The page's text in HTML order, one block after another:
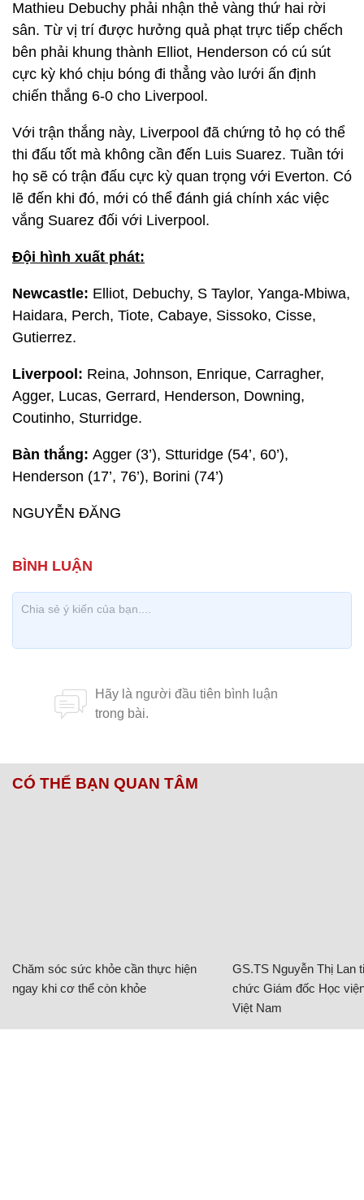
Mathieu Debuchy phải nhận thẻ vàng thứ hai rời
sân. Từ vị trí được hưởng quả phạt trực tiếp chếch
bên phải khung thành Elliot, Henderson có cú sút
cực kỳ khó chịu bóng đi thẳng vào lưới ấn định
chiến thắng 6-0 cho Liverpool.
Với trận thắng này, Liverpool đã chứng tỏ họ có thể
thi đấu tốt mà không cần đến Luis Suarez. Tuần tới
họ sẽ có trận đấu cực kỳ quan trọng với Everton. Có
lẽ đến khi đó, mới có thể đánh giá chính xác việc
vắng Suarez đối với Liverpool.
Đội hình xuất phát:
Newcastle: Elliot, Debuchy, S Taylor, Yanga-Mbiwa,
Haidara, Perch, Tiote, Cabaye, Sissoko, Cisse,
Gutierrez.
Liverpool: Reina, Johnson, Enrique, Carragher,
Agger, Lucas, Gerrard, Henderson, Downing,
Coutinho, Sturridge.
Bàn thắng: Agger (3’), Stturidge (54’, 60’),
Henderson (17’, 76’), Borini (74’)
NGUYỄN ĐĂNG
CÓ THỂ BẠN QUAN TÂM
Chăm sóc sức khỏe cần thực hiện
ngay khi cơ thể còn khỏe
GS.TS Nguyễn Thị Lan
chức Giám đốc Học
Việt Nam